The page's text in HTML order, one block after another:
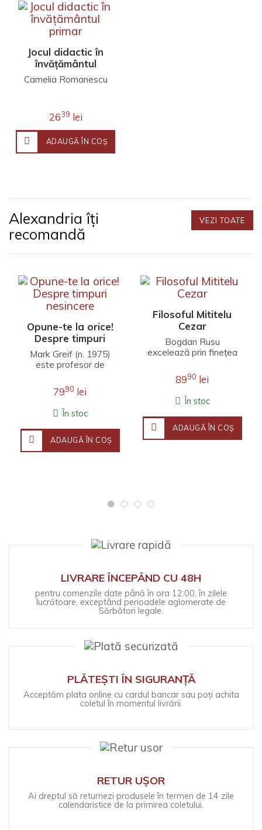
Jocul didactic în
învățământul
primar
Camelia Romanescu
2639 lei
ADAUGĂ ÎN COŞ
Alexandria îți
recomandă
VEZI TOATE
Opune-te la orice!
Despre timpuri
nesincere
Mark Greif (n. 1975)
este profesor de
Universitatea Stanford.
Fineţea observaţ..
7990 lei
În stoc
ADAUGĂ ÎN COŞ
Filosoful Mititelu
Cezar
Bogdan Rusu
excelează prin finețea
îmbină erudiția
filosofică, investigația j..
8990 lei
În stoc
ADAUGĂ ÎN COŞ
LIVRARE ÎNCEPÂND CU 48H
pentru comenzile date până în ora 12:00, în zilele
lucrătoare, exceptând perioadele aglomerate de
Sărbători legale.
PLĂTEȘTI ÎN SIGURANȚĂ
Acceptăm plata online cu cardul bancar sau poți achita
coletul în momentul livrării.
RETUR UȘOR
Ai dreptul să returnezi produsele în termen de 14 zile
calendaristice de la primirea coletului.